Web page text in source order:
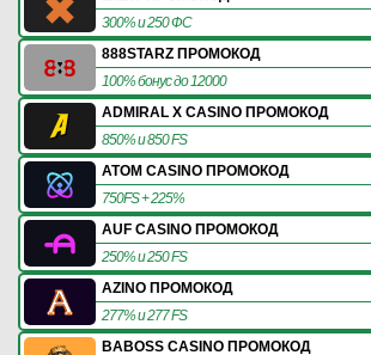
300% и 250 ФС
888STARZ ПРОМОКОД
100% бонус до 12000
ADMIRAL X CASINO ПРОМОКОД
850% и 850 FS
ATOM CASINO ПРОМОКОД
750FS + 225%
AUF CASINO ПРОМОКОД
250% и 250 FS
AZINO ПРОМОКОД
277% и 277 FS
BABOSS CASINO ПРОМОКОД